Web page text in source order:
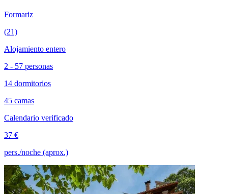
Formariz
(21)
Alojamiento entero
2 - 57 personas
14 dormitorios
45 camas
Calendario verificado
37 €
pers./noche (aprox.)